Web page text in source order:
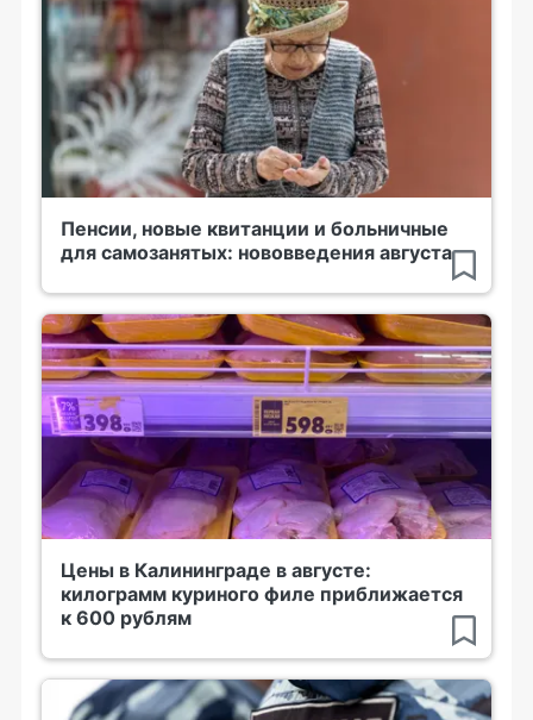
Пенсии, новые квитанции и больничные
для самозанятых: нововведения августа
Цены в Калининграде в августе:
килограмм куриного филе приближается
к 600 рублям